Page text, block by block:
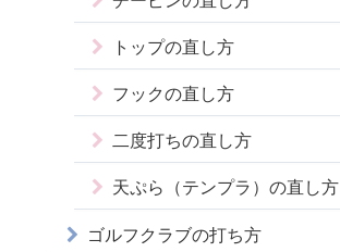
トップの直し方
フックの直し方
二度打ちの直し方
天ぷら（テンプラ）の直し方
ゴルフクラブの打ち方